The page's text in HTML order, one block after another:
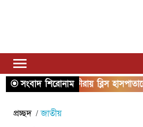
সংবাদ শিরোনাম
সাতক্ষীরায় ব্লিস হাসপাতালে
প্রচ্ছদ জাতীয়